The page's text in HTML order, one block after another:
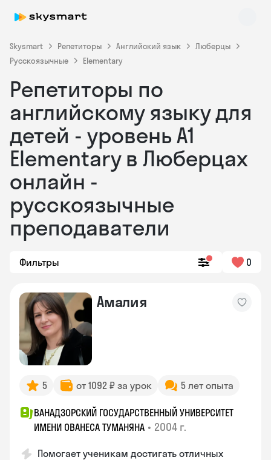
Skysmart Репетиторы Английский язык
Люберцы
Русскоязычные
Elementary
Репетиторы по
английскому языку для
детей - уровень А1
Elementary в Люберцах
онлайн -
русскоязычные
преподаватели
Фильтры 0
Амалия
5 от 1092 ₽ за урок 5 лет опыта
ВАНАДЗОРСКИЙ ГОСУДАРСТВЕННЫЙ УНИВЕРСИТЕТ
ИМЕНИ ОВАНЕСА ТУМАНЯНА • 2004 г.
Помогает ученикам достигать отличных
Skysmart Chat